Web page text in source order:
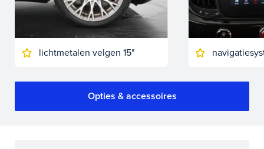
lichtmetalen velgen 15"
Opties & accessoires